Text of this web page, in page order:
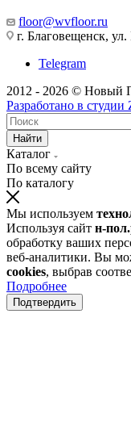
floor@wvfloor.ru
г. Благовещенск,
Telegram
2012 - 2026 © Новый
Разработано в студии
Найти
Каталог
По всему сайту
По каталогу
Мы используем
Используя сайт н-
обработку ваших
веб-аналитики. Вы
cookies, выбрав
Подробнее
Подтвердить